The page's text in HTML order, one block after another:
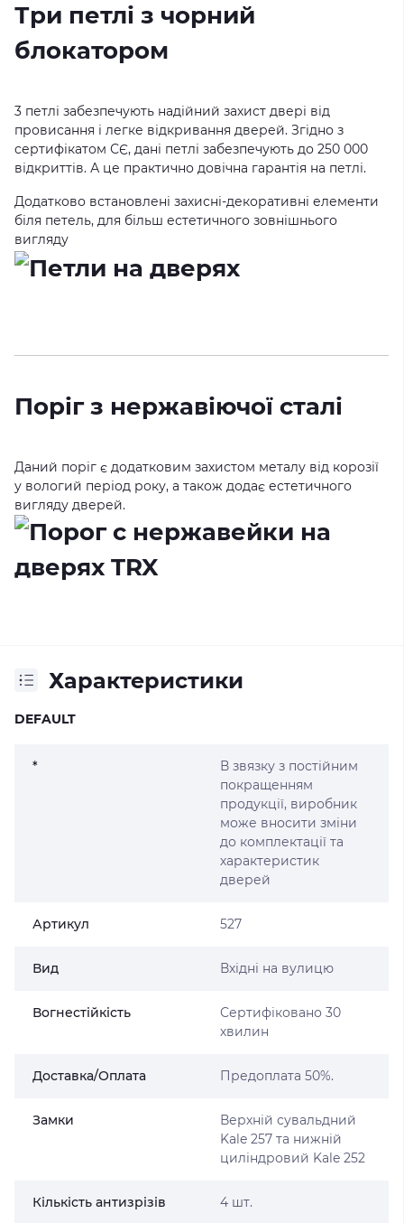
Три петлі з чорний
блокатором
3 петлі забезпечують надійний захист двері від
провисання і легке відкривання дверей. Згідно з
сертифікатом СЄ, дані петлі забезпечують до 250 000
відкриттів. А це практично довічна гарантія на петлі.
Додатково встановлені захисні-декоративні елементи
біля петель, для більш естетичного зовнішнього
вигляду
Поріг з нержавіючої сталі
Даний поріг є додатковим захистом металу від корозії
у вологий період року, а також додає естетичного
вигляду дверей.
Характеристики
DEFAULT
*
В звязку з постійним
покращенням
продукції, виробник
може вносити зміни
до комплектації та
характеристик
дверей
Артикул 527
Вид Вхідні на вулицю
Вогнестійкість
Сертифіковано 30
хвилин
Доставка/Оплата Предоплата 50%.
Замки
Верхній сувальдний
Kale 257 та нижній
циліндровий Kale 252
Кількість антизрізів 4 шт.